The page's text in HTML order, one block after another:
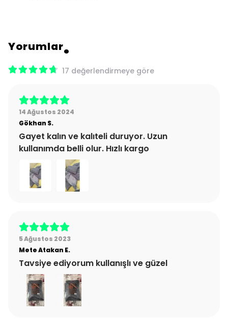
Yorumlar
17 değerlendirmeye göre
14 Ağustos 2024
Gökhan S.
Gayet kalın ve kalıteli duruyor. Uzun
kullanımda belli olur. Hızlı kargo
5 Ağustos 2023
Mete Atakan E.
Tavsiye ediyorum kullanışlı ve güzel